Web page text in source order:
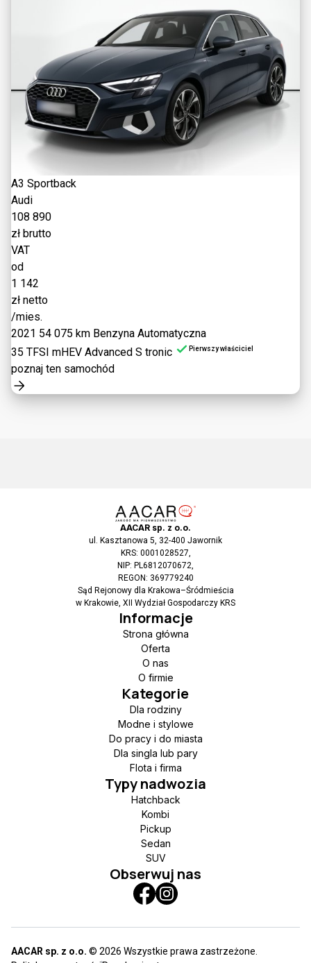
A3 Sportback
Audi
108 890
zł brutto
VAT
od
1 142
zł netto
/mies.
2021 54 075 km Benzyna Automatyczna
35 TFSI mHEV Advanced S tronic
Pierwszy właściciel
poznaj ten samochód
AACAR sp. z o.o.
ul. Kasztanowa 5, 32-400 Jawornik
KRS: 0001028527,
NIP: PL6812070672,
REGON: 369779240
Sąd Rejonowy dla Krakowa–Śródmieścia
w Krakowie, XII Wydział Gospodarczy KRS
Informacje
Strona główna
Oferta
O nas
O firmie
Kategorie
Dla rodziny
Modne i stylowe
Do pracy i do miasta
Dla singla lub pary
Flota i firma
Typy nadwozia
Hatchback
Kombi
Pickup
Sedan
SUV
Obserwuj nas
AACAR sp. z o.o. © 2026 Wszystkie prawa zastrzeżone.